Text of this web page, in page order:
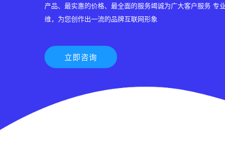
产品、最实惠的价格、最全面的服务竭诚为广大客户服务 专
维，为您创作出一流的品牌互联网形象
立即咨询